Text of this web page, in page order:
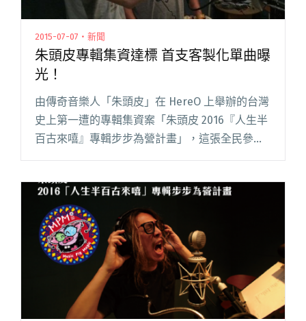
2015-07-07・新聞
朱頭皮專輯集資達標 首支客製化單曲曝
光！
由傳奇音樂人「朱頭皮」在 HereO 上舉辦的台灣
史上第一遭的專輯集資案「朱頭皮 2016『人生半
百古來嘻』專輯步步為營計畫」，這張全民參與
間，已經募集超過 閱讀全文 "朱頭皮專輯集資達
標 首支客製化單曲曝光！"